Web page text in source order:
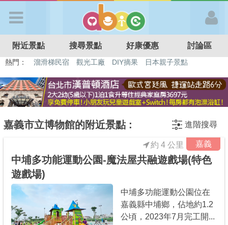
APP登入
首 頁
最新消息
最新留言
附近景點 搜尋景點 好康優惠 討論區
熱門： 溜滑梯民宿 觀光工廠 DIY摘果
日本親子景點
嘉義市立博物館的附近景點 : 進階搜尋
嘉義
約 4 公里
中埔多功能運動公園-魔法屋共融遊戲場(特色
遊戲場)
中埔多功能運動公園位在
嘉義縣中埔鄉，佔地約1.2
公頃，2023年7月完工開...